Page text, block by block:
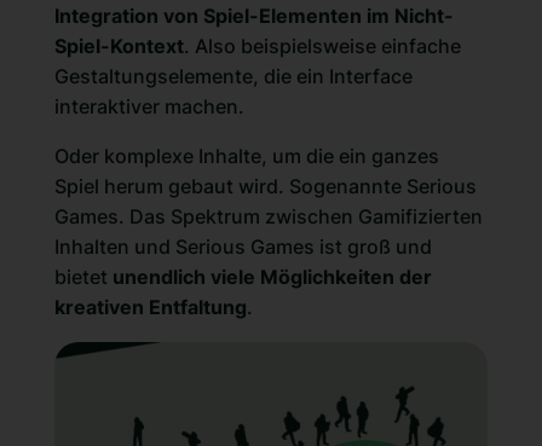
Integration von Spiel-Elementen im Nicht-
Spiel-Kontext. Also beispielsweise einfache
Gestaltungselemente, die ein Interface
interaktiver machen.
Oder komplexe Inhalte, um die ein ganzes
Spiel herum gebaut wird. Sogenannte Serious
Games. Das Spektrum zwischen Gamifizierten
Inhalten und Serious Games ist groß und
bietet unendlich viele Möglichkeiten der
kreativen Entfaltung.